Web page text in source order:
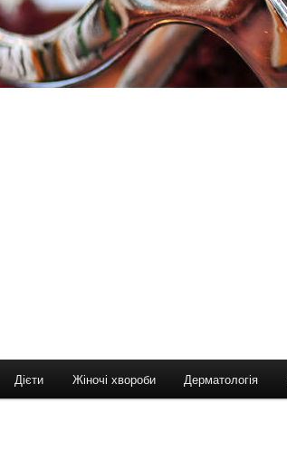
Дієти Жіночі хвороби Дерматологія